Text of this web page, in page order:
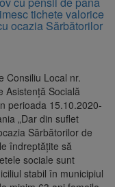
țara,
tichete valorice
ocazia Sărbătorilor
Consiliu Local nr.
Asistență Socială
perioada 15.10.2020-
„Dar din suflet
Sărbătorilor de
îndreptățite să
sociale sunt
stabil în municipiul